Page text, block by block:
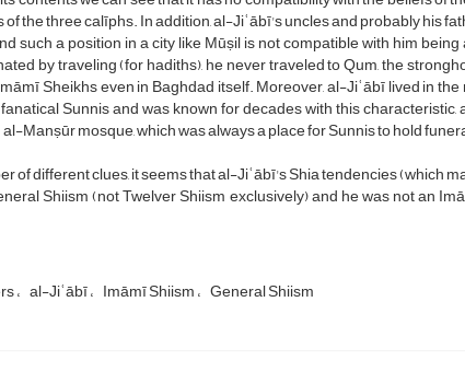
the three calīphs. In addition, al-Jiʿābī's uncles and probably his
such a position in a city like Mūṣil is not compatible with him
by traveling (for hadiths), he never traveled to Qum, the
Sheikhs even in Baghdad itself. Moreover, al-Jiʿābī lived in
Sunnis and was known for decades with this
al-Manṣūr mosque, which was always a place for Sunnis to hold
of different clues, it seems that al-Jiʿābī's Shia tendencies (which
Shiism (not Twelver Shiism exclusively) and he was not an
al-Jiʿābī Imāmī Shiism General Shiism